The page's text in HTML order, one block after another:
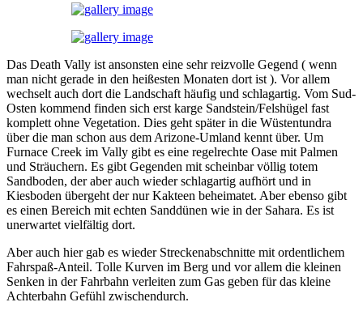
Das Death Vally ist ansonsten eine sehr reizvolle Gegend ( wenn
man nicht gerade in den heißesten Monaten dort ist ). Vor allem
wechselt auch dort die Landschaft häufig und schlagartig. Vom Sud-
Osten kommend finden sich erst karge Sandstein/Felshügel fast
komplett ohne Vegetation. Dies geht später in die Wüstentundra
über die man schon aus dem Arizone-Umland kennt über. Um
Furnace Creek im Vally gibt es eine regelrechte Oase mit Palmen
und Sträuchern. Es gibt Gegenden mit scheinbar völlig totem
Sandboden, der aber auch wieder schlagartig aufhört und in
Kiesboden übergeht der nur Kakteen beheimatet. Aber ebenso gibt
es einen Bereich mit echten Sanddünen wie in der Sahara. Es ist
unerwartet vielfältig dort.
Aber auch hier gab es wieder Streckenabschnitte mit ordentlichem
Fahrspaß-Anteil. Tolle Kurven im Berg und vor allem die kleinen
Senken in der Fahrbahn verleiten zum Gas geben für das kleine
Achterbahn Gefühl zwischendurch.